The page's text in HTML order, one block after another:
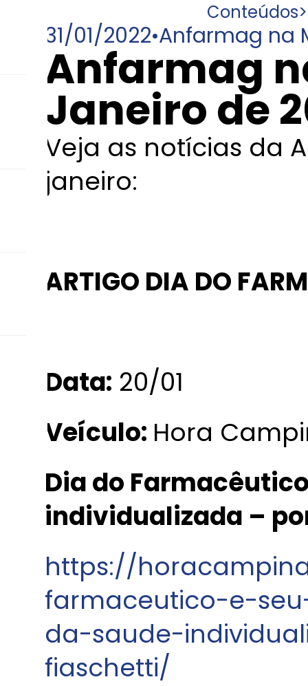
Conteúdos>
31/01/2022•Anfarmag na
Anfarmag
Janeiro de
Veja as notícias da
janeiro:
ARTIGO DIA DO
Data: 20/01
Veículo: Hora
Dia do
individualizada –
https://
farmaceutico-e-
da-saude-
fiaschetti/